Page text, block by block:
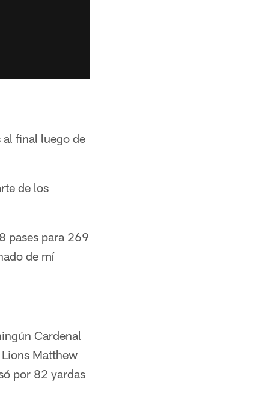
final luego de
de los
pases para 269
de mí
Cardenal
Matthew
por 82 yardas